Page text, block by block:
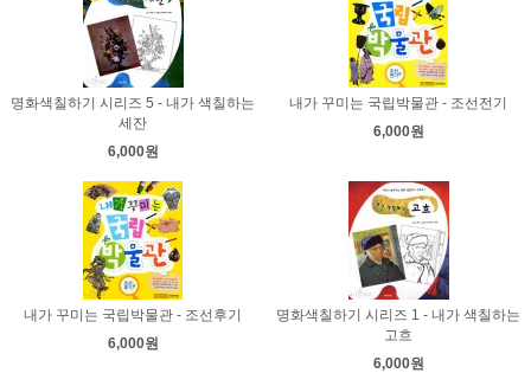
명화색칠하기 시리즈 5 - 내가 색칠하는
세잔
6,000원
내가 꾸미는 국립박물관 - 조선전기
6,000원
내가 꾸미는 국립박물관 - 조선후기
6,000원
명화색칠하기 시리즈 1 - 내가 색칠하는
고흐
6,000원